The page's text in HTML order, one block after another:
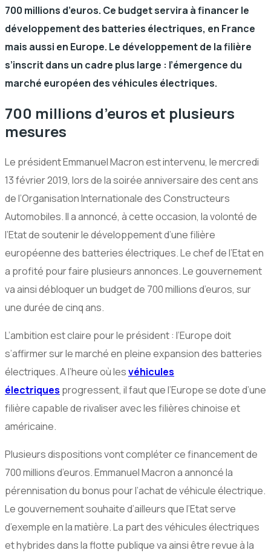
700 millions d’euros. Ce budget servira à financer le
développement des batteries électriques, en France
mais aussi en Europe. Le développement de la filière
s’inscrit dans un cadre plus large : l’émergence du
marché européen des véhicules électriques.
700 millions d’euros et plusieurs
mesures
Le président Emmanuel Macron est intervenu, le mercredi
13 février 2019, lors de la soirée anniversaire des cent ans
de l’Organisation Internationale des Constructeurs
Automobiles. Il a annoncé, à cette occasion, la volonté de
l’Etat de soutenir le développement d’une filière
européenne des batteries électriques. Le chef de l’Etat en
a profité pour faire plusieurs annonces. Le gouvernement
va ainsi débloquer un budget de 700 millions d’euros, sur
une durée de cinq ans.
L’ambition est claire pour le président : l’Europe doit
s’affirmer sur le marché en pleine expansion des batteries
électriques. A l’heure où lesvéhicules
électriques progressent, il faut que l’Europe se dote d’une
filière capable de rivaliser avec les filières chinoise et
américaine.
Plusieurs dispositions vont compléter ce financement de
700 millions d’euros. Emmanuel Macron a annoncé la
pérennisation du bonus pour l’achat de véhicule électrique.
Le gouvernement souhaite d’ailleurs que l’Etat serve
d’exemple en la matière. La part des véhicules électriques
et hybrides dans la flotte publique va ainsi être revue à la